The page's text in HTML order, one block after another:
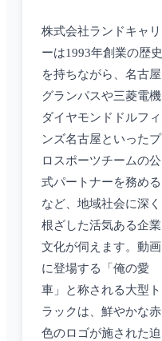
株式会社ランドキャリ
ーは1993年創業の歴史
を持ちながら、名古屋
グランパスや三菱電機
ダイヤモンドドルフィ
ンズ名古屋といったプ
ロスポーツチームの公
式パートナーを務める
など、地域社会に深く
根ざした活気ある企業
文化が伺えます。動画
に登場する「俺の愛
車」と称される大型ト
ラックは、鮮やかな赤
色のロゴが施された迫